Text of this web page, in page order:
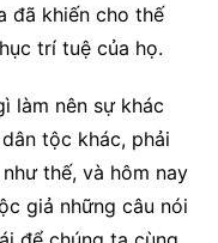
đã khiến cho thế
trí tuệ của họ.
làm nên sự khác
tộc khác, phải
thế, và hôm nay
giả những câu nói